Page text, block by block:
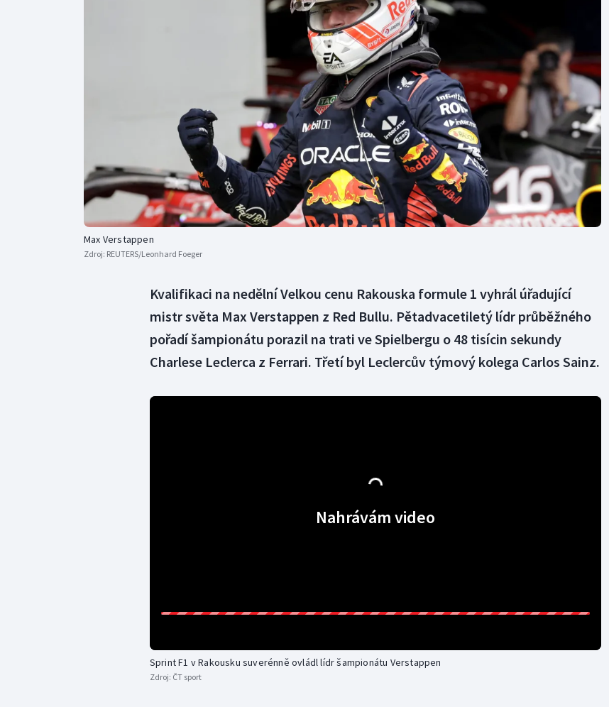
Futsal
Golf
Gymnastika
Moderní pětiboj
Motorsport
Olympijské hry
Parasport
Plavání
Plážový volejbal
Veslování
Vodní slalom
Volejbal
Ostatní
Max Verstappen
Zdroj: REUTERS/Leonhard Foeger
Kvalifikaci na nedělní Velkou cenu Rakouska formule 1 vyhrál úřadující
mistr světa Max Verstappen z Red Bullu. Pětadvacetiletý lídr průběžného
pořadí šampionátu porazil na trati ve Spielbergu o 48 tisícin sekundy
Charlese Leclerca z Ferrari. Třetí byl Leclercův týmový kolega Carlos Sainz.
Nahrávám video
Sprint F1 v Rakousku suverénně ovládl lídr šampionátu Verstappen
Zdroj: ČT sport